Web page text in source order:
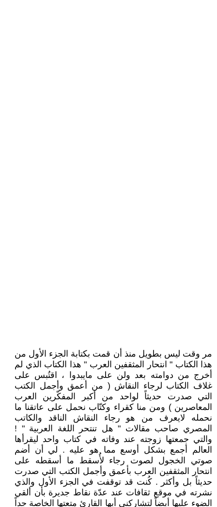
مر وقت ليس بطويل منذ أن قمت بكتابة الجزء الأول من
هذا الكتاب " انتحار المثقفين العرب " هذا الكتاب الذي لم
أخرج من دوامته بعد ولن على مايبدوا ، اقتُبس على
غلاف الكتاب لرجاء النقاش ( من أعمق وأجمل الكتب
التي صدرت حديثاً لواحد من أكبر المفكّرين العرب
المعاصرين ) ومن منا كقراء وكتّاب نحمل على عاتقنا ما
نحمله لايعرف من هو رجاء النقاش الناقد والكاتب
المصري صاحب مقالات " هل تنتحر اللغة العربية " !
والتي جمعتها زوجته عند وفاته في كتاب واحد ليقرأها
العالم أجمع بشكل أوسع مما هو عليه . لي أن أضم
صوتي الخجول لصوت رجاء لأُسقط ما أسقطه على
انتحار المثقفين العرب بأعمق وأجمل الكتب التي صدرت
حديثاً بل وأكثر . كُنت قد توقفت في الجزء الأول والذي
نشرته في موقع ثقافات عند عدّة نقاط جديرة بأن ألقي
الضوء عليها أيضاً لتشاركني أيها القارئ متعتها الخاصة جداً